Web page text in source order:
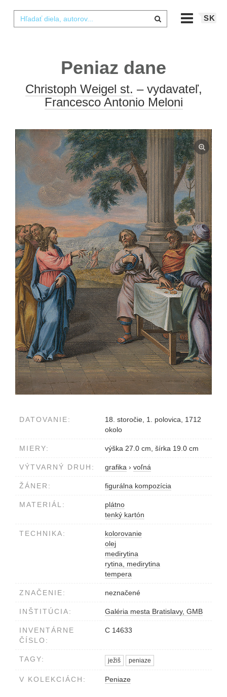
SK
Peniaz dane
Christoph Weigel st. – vydavateľ,
Francesco Antonio Meloni
DATOVANIE:
18. storočie, 1. polovica, 1712
okolo
MIERY: výška 27.0 cm, šírka 19.0 cm
VÝTVARNÝ DRUH: grafika › voľná
ŽÁNER: figurálna kompozícia
MATERIÁL:
plátno
tenký kartón
TECHNIKA:
kolorovanie
olej
medirytina
rytina, medirytina
tempera
ZNAČENIE: neznačené
INŠTITÚCIA: Galéria mesta Bratislavy, GMB
INVENTÁRNE
ČÍSLO:
C 14633
TAGY: ježiš peniaze
V KOLEKCIÁCH: Peniaze